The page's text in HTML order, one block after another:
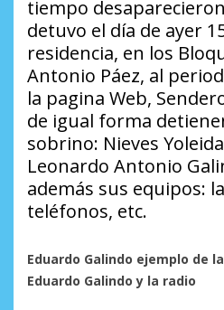
tiempo
detuvo el día de ayer
residencia, en los
Antonio Páez, al
la pagina Web,
de igual forma
sobrino: Nieves
Leonardo Antonio
además sus equipos:
teléfonos, etc.
Eduardo Galindo ejemplo de
Eduardo Galindo y la radio